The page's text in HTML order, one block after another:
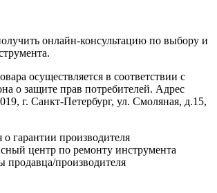
онлайн-консультацию по выбору и
осуществляется в соответствии с
о защите прав потребителей. Адрес
г. Санкт-Петербург, ул. Смоляная, д.15,
гарантии производителя
центр по ремонту инструмента
продавца/производителя